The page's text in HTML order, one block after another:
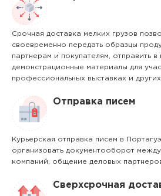
Срочная доставка мелких грузов
своевременно передать образцы
партнерам и покупателям, отправить в
демонстрационные материалы для
профессиональных выставках и
Отправка писем
Курьерская отправка писем в
организовать документооборот
компаний, общение деловых
Сверхсрочная